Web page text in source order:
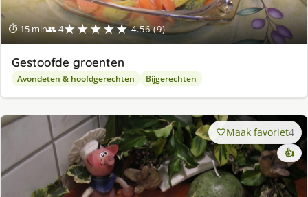
⏱ 15 min👥 4★★★★★ 4.56 (9)
Gestoofde groenten
Avondeten & hoofdgerechten Bijgerechten
Maak favoriet4
👍